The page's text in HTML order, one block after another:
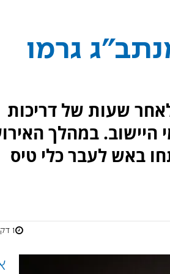
גרמו
שעות של דריכות
היישוב. במהלך
באש לעבר כלי טיס
1 דקות